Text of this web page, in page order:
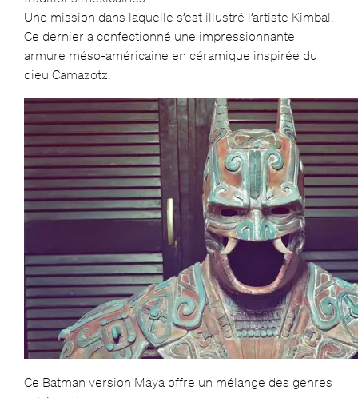
Une mission dans laquelle s’est illustré l’artiste Kimbal.
Ce dernier a confectionné une impressionnante
armure méso-américaine en céramique inspirée du
dieu Camazotz.
Ce Batman version Maya offre un mélange des genres